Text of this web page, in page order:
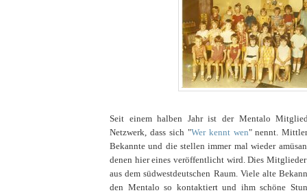
Seit einem halben Jahr ist der Mentalo
Netzwerk, dass sich "Wer kennt wen" nennt.
Bekannte und die stellen immer mal wieder
denen hier eines veröffentlicht wird. Dies
aus dem südwestdeutschen Raum. Viele alte
den Mentalo so kontaktiert und ihm schöne